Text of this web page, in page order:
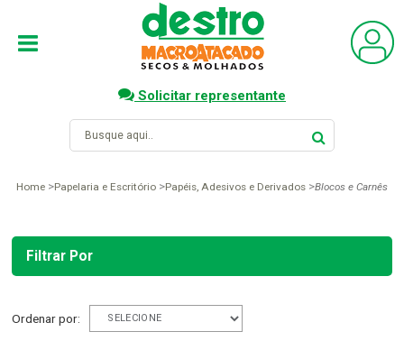
Solicitar representante
Home Papelaria e Escritório Papéis, Adesivos e Derivados Blocos e Carnês
Filtrar Por
Ordenar por: